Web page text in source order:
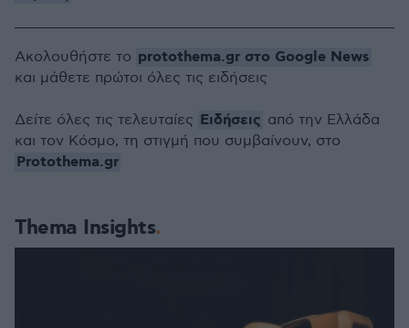
Thema Insights
Ακολουθήστε το protothema.gr στο Google News
και μάθετε πρώτοι όλες τις ειδήσεις
Δείτε όλες τις τελευταίες Ειδήσεις από την Ελλάδα
και τον Κόσμο, τη στιγμή που συμβαίνουν, στο
Protothema.gr